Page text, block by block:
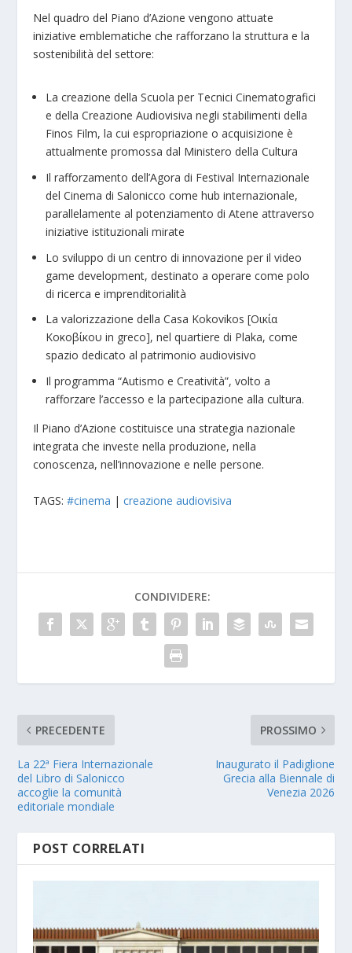
Nel quadro del Piano d’Azione vengono attuate
iniziative emblematiche che rafforzano la struttura e la
sostenibilità del settore:
La creazione della Scuola per Tecnici Cinematografici
e della Creazione Audiovisiva negli stabilimenti della
Finos Film, la cui espropriazione o acquisizione è
attualmente promossa dal Ministero della Cultura
Il rafforzamento dell’Agora di Festival Internazionale
del Cinema di Salonicco come hub internazionale,
parallelamente al potenziamento di Atene attraverso
iniziative istituzionali mirate
Lo sviluppo di un centro di innovazione per il video
game development, destinato a operare come polo
di ricerca e imprenditorialità
La valorizzazione della Casa Kokovikos [Οικία
Κοκοβίκου in greco], nel quartiere di Plaka, come
spazio dedicato al patrimonio audiovisivo
Il programma “Autismo e Creatività”, volto a
rafforzare l’accesso e la partecipazione alla cultura.
Il Piano d’Azione costituisce una strategia nazionale
integrata che investe nella produzione, nella
conoscenza, nell’innovazione e nelle persone.
TAGS:#cinema |creazione audiovisiva
CONDIVIDERE:
PRECEDENTE
La 22ª Fiera Internazionale
del Libro di Salonicco
accoglie la comunità
editoriale mondiale
PROSSIMO
Inaugurato il Padiglione
Grecia alla Biennale di
Venezia 2026
POST CORRELATI